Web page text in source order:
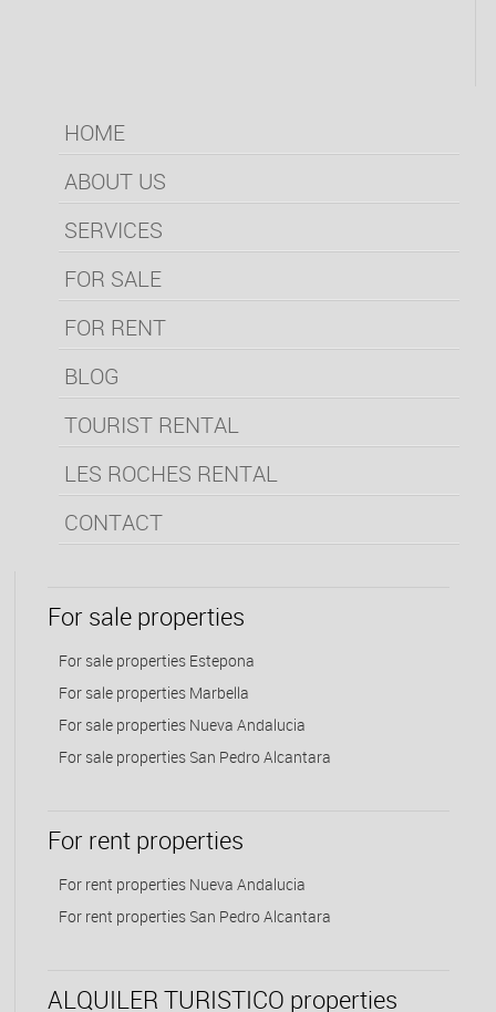
HOME
ABOUT US
SERVICES
FOR SALE
FOR RENT
BLOG
TOURIST RENTAL
LES ROCHES RENTAL
CONTACT
For sale properties
For sale properties Estepona
For sale properties Marbella
For sale properties Nueva Andalucia
For sale properties San Pedro Alcantara
For rent properties
For rent properties Nueva Andalucia
For rent properties San Pedro Alcantara
ALQUILER TURISTICO properties